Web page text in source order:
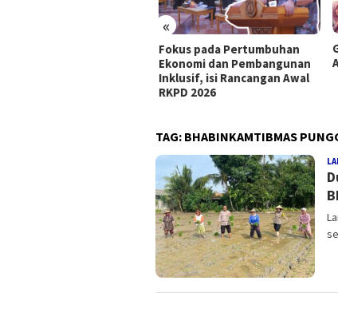
«
Fokus pada Pertumbuhan
Ekonomi dan Pembangunan
Inklusif, isi Rancangan Awal
RKPD 2026
TAG: BHABINKAMTIBMAS